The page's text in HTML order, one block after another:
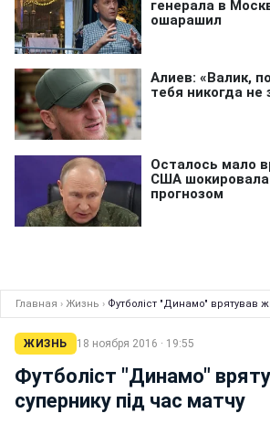
Главная › Жизнь › Футболіст "Динамо" врятував
ЖИЗНЬ 18 ноября 2016 · 19:55
Футболіст "Динамо"
супернику під час матчу